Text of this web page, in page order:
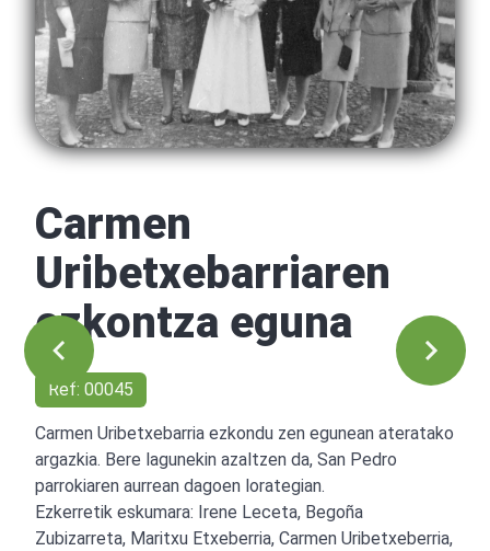
Carmen
Uribetxebarriaren
ezkontza eguna
Ref: 00045
Carmen Uribetxebarria ezkondu zen egunean ateratako
argazkia. Bere lagunekin azaltzen da, San Pedro
parrokiaren aurrean dagoen lorategian.
Ezkerretik eskumara: Irene Leceta, Begoña
Zubizarreta, Maritxu Etxeberria, Carmen Uribetxeberria,